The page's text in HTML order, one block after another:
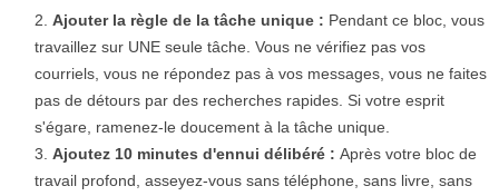
Ajouter la règle de la tâche unique : Pendant ce bloc, vous
travaillez sur UNE seule tâche. Vous ne vérifiez pas vos
courriels, vous ne répondez pas à vos messages, vous ne faites
pas de détours par des recherches rapides. Si votre esprit
s'égare, ramenez-le doucement à la tâche unique.
Ajoutez 10 minutes d'ennui délibéré : Après votre bloc de
travail profond, asseyez-vous sans téléphone, sans livre, sans